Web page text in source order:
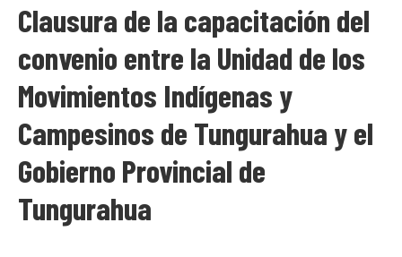
Clausura de la capacitación del
convenio entre la Unidad de los
Movimientos Indígenas y
Campesinos de Tungurahua y el
Gobierno Provincial de
Tungurahua